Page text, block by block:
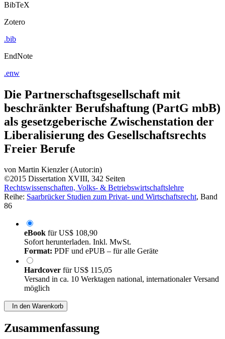
.ris
BibTeX
Zotero
.bib
EndNote
.enw
Die Partnerschaftsgesellschaft mit
beschränkter Berufshaftung (PartG mbB)
als gesetzgeberische Zwischenstation der
Liberalisierung des Gesellschaftsrechts
Freier Berufe
vonMartin Kienzler (Autor:in)
©2015 Dissertation XVIII, 342 Seiten
Rechtswissenschaften, Volks- & Betriebswirtschaftslehre
eBookfürUS$ 108,90
Sofort herunterladen. Inkl. MwSt.
Format:PDF und ePUB – für alle Geräte
Hardcover
möglich
In den Warenkorb